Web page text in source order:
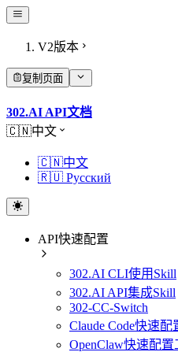
V2版本
复制页面
302.AI API文档
🇨🇳中文
🇨🇳中文
🇷🇺 Русский
API快速配置
302.AI CLI使用Skill
302.AI API集成Skill
302-CC-Switch
Claude Code快速配
OpenClaw快速配置